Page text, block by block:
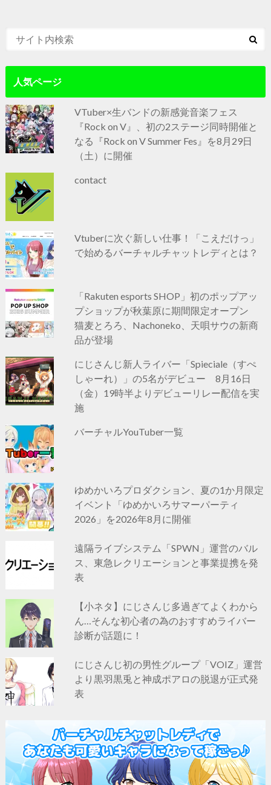
人気ページ
VTuber×生バンドの新感覚音楽フェス
『Rock on V』、初の2ステージ同時開催と
なる『Rock on V Summer Fes』を8月29日
（土）に開催
contact
Vtuberに次ぐ新しい仕事！「こえだけっ」
で始めるバーチャルチャットレディとは？
「Rakuten esports SHOP」初のポップアッ
プショップが秋葉原に期間限定オープン
猫麦とろろ、Nachoneko、天唄サウの新商
品が登場
にじさんじ新人ライバー「Spieciale（すぺ
しゃーれ）」の5名がデビュー 8月16日
（金）19時半よりデビューリレー配信を実
施
バーチャルYouTuber一覧
ゆめかいろプロダクション、夏の1か月限定
イベント「ゆめかいろサマーパーティ
2026」を2026年8月に開催
遠隔ライブシステム「SPWN」運営のバル
ス、東急レクリエーションと事業提携を発
表
【小ネタ】にじさんじ多過ぎてよくわから
ん…そんな初心者の為のおすすめライバー
診断が話題に！
にじさんじ初の男性グループ「VOIZ」運営
より黒羽黒兎と神成ポアロの脱退が正式発
表